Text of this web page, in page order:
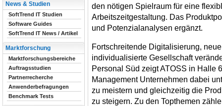
den nötigen Spielraum für eine
Arbeitszeitgestaltung. Das
und Potenzialanalysen ergänzt.
Fortschreitende Digitalisierung,
individualisierte Gesellschaft
Personal Süd zeigt ATOSS in Halle
Management Unternehmen dabei
zu meistern und gleichzeitig die
zu steigern. Zu den Topthemen
News & Studien
SoftTrend IT Studien
Software Guides
SoftTrend IT News / Artikel
Marktforschung
Marktforschungsbereiche
Auftragsstudien
Partnerrecherche
Anwenderbefragungen
Benchmark Tests